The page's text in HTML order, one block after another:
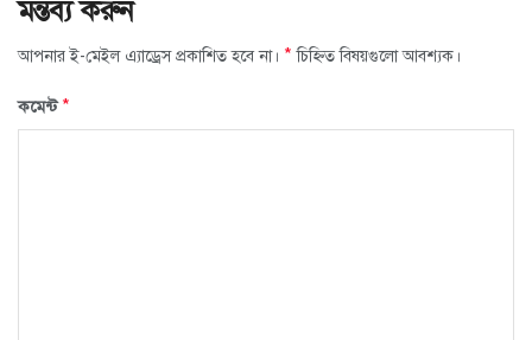
মন্তব্য করুন
আপনার ই-মেইল এ্যাড্রেস প্রকাশিত হবে না। * চিহ্নিত বিষয়গুলো আবশ্যক।
কমেন্ট*